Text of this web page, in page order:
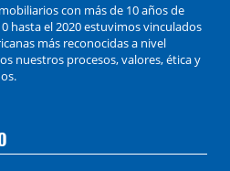
con más de 10 años de
hasta el 2020 estuvimos vinculados
más reconocidas a nivel
nuestros procesos, valores, ética y